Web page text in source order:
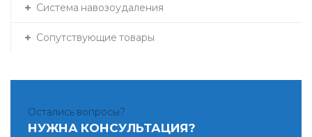
Система навозоудаления
Сопутствующие товары
Остались вопросы?
НУЖНА КОНСУЛЬТАЦИЯ?